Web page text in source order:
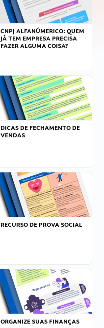
CNPJ ALFANÚMERICO: QUEM
JÁ TEM EMPRESA PRECISA
FAZER ALGUMA COISA?
DICAS DE FECHAMENTO DE
VENDAS
RECURSO DE PROVA SOCIAL
ORGANIZE SUAS FINANÇAS